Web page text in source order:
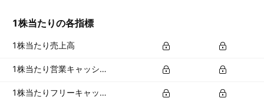
1株当たりの各指標
1株当たり売上高
1株当たり営業キャッシュフロー
1株当たりフリーキャッシュフロー